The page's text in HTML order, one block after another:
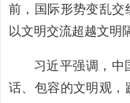
前，国际形势变乱交
以文明交流超越文明
习近平强调，中
话、包容的文明观，